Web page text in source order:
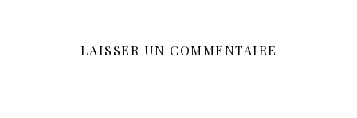
LAISSER UN COMMENTAIRE